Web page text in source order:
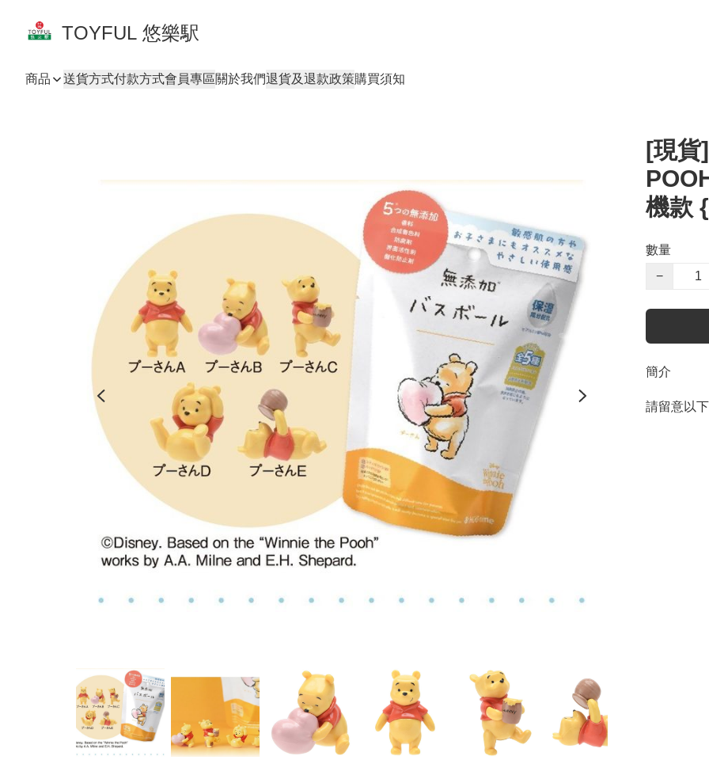
TOYFUL 悠樂駅
商品 送貨方式付款方式會員專區關於我們退貨及退款政策購買須知
[現貨
機款
數量
−
簡介
請留意以